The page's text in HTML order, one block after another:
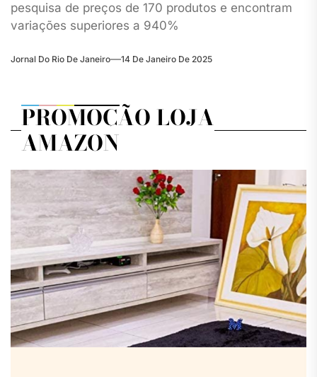
pesquisa de preços de 170 produtos e encontram
variações superiores a 940%
Jornal Do Rio De Janeiro 14 De Janeiro De 2025
PROMOÇÃO LOJA
AMAZON